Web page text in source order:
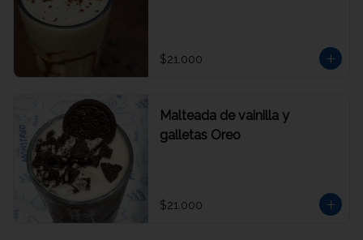
$21.000
Malteada de vainilla y
galletas Oreo
$21.000